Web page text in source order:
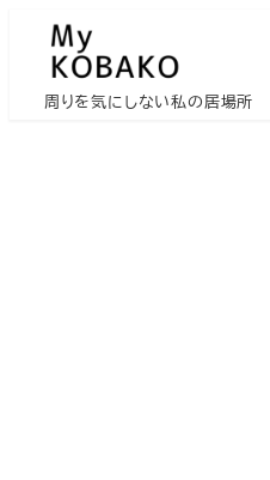
周りを気にしない私の居場所